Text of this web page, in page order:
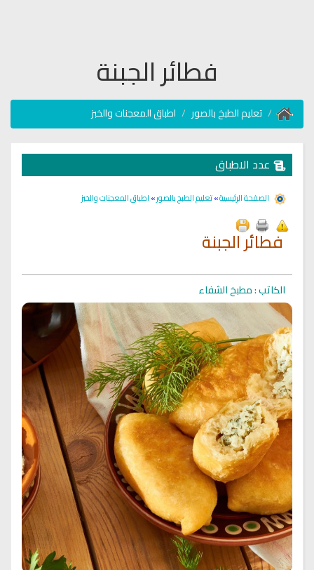
فطائر الجبنة
تعليم الطبخ بالصور اطباق المعجنات والخبز
عدد الاطباق
الصفحة الرئيسية»تعليم الطبخ بالصور»اطباق المعجنات والخبز
فطائر الجبنة
الكاتب : مطبخ الشفاء